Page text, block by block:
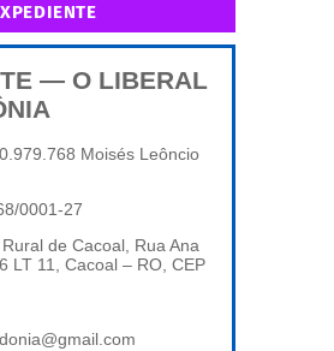
— O LIBERAL
Moisés Leôncio
0001-27
de Cacoal, Rua Ana
LT 11, Cacoal – RO, CEP